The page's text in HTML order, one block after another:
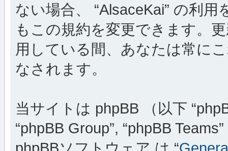
ない場合、 “AlsaceKai” の利
もこの規約を変更できます。
用している間、あなたは常に
なされます。
当サイトは phpBB （以下
“phpBB Group”, “phpBB
phpBBソフトウェア は “